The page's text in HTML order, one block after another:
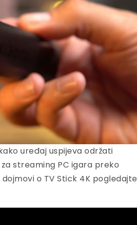
uređaj uspijeva održati
streaming PC igara preko
o TV Stick 4K pogledajte